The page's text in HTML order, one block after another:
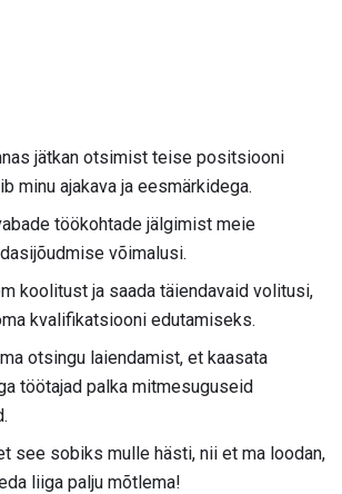
jätkan otsimist teise positsiooni
minu ajakava ja eesmärkidega.
töökohtade jälgimist meie
võimalusi.
koolitust ja saada täiendavaid volitusi,
kvalifikatsiooni edutamiseks.
otsingu laiendamist, et kaasata
töötajad palka mitmesuguseid
see sobiks mulle hästi, nii et ma loodan,
liiga palju mõtlema!